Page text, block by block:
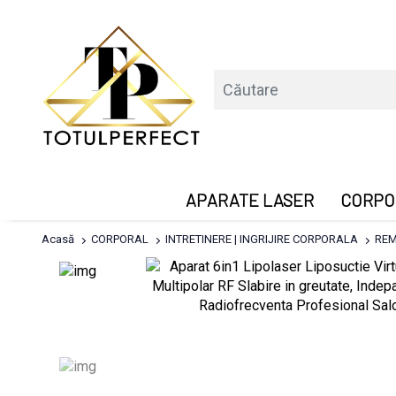
APARATE LASER
Acasă CORPORAL INTRETINERE | INGRIJIRE CORPORALA